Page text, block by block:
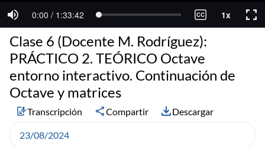
Clase 6 (Docente M. Rodríguez):
PRÁCTICO 2. TEÓRICO Octave
entorno interactivo. Continuación de
Octave y matrices
Transcripción Compartir Descargar
23/08/2024